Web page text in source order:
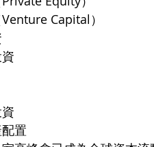
Capital）
置